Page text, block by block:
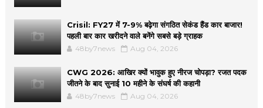
Crisil: FY27 में 7-9% बढ़ेगा संगठित सेकंड हैंड कार बाजार!
पहली बार कार खरीदने वाले बनेंगे सबसे बड़े ग्राहक
48by7news Aug 04, 2026
CWG 2026: आखिर क्यों भावुक हुए नीरज चोपड़ा? रजत पदक
जीतने के बाद सुनाई 10 महीने के संघर्ष की कहानी
48by7news Aug 04, 2026